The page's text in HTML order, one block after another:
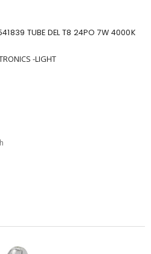
TUBE DEL T8 24PO 7W 4000K
-LIGHT